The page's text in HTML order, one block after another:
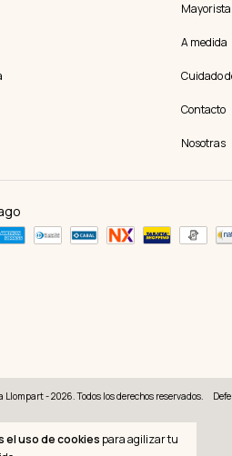
el uso de cookies para agilizar tu
Mayorista
A medida
Cuidado
Contacto
Nosotras
- 2026. Todos los derechos reservados.